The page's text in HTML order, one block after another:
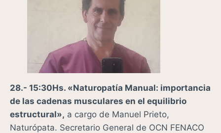
28.- 15:30Hs. «Naturopatía Manual: importancia
de las cadenas musculares en el equilibrio
estructural», a cargo de Manuel Prieto,
Naturópata. Secretario General de OCN FENACO